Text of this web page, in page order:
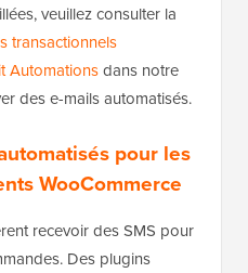
veuillez consulter la
transactionnels
Automationsdans notre
des e-mails automatisés.
pour les
WooCommerce
recevoir des SMS pour
Des plugins